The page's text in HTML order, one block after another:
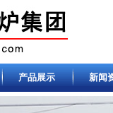
产品展示 新闻